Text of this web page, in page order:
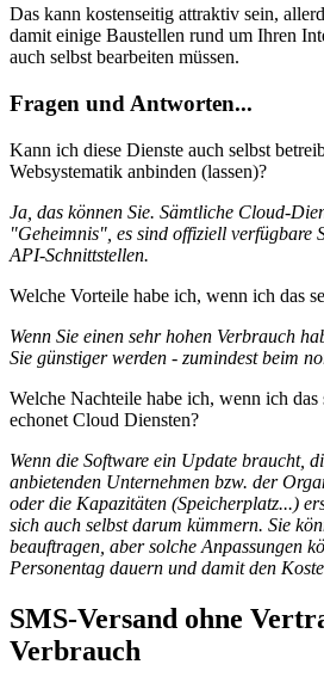
Das kann kostenseitig attraktiv sein,
damit einige Baustellen rund um Ihren
auch selbst bearbeiten müssen.
Fragen und Antworten...
Kann ich diese Dienste auch selbst
Websystematik anbinden (lassen)?
Ja, das können Sie. Sämtliche Cloud-
"Geheimnis", es sind offiziell verfügbare
API-Schnittstellen.
Welche Vorteile habe ich, wenn ich das
Wenn Sie einen sehr hohen Verbrauch
Sie günstiger werden - zumindest beim
Welche Nachteile habe ich, wenn ich
echonet Cloud Diensten?
Wenn die Software ein Update braucht,
anbietenden Unternehmen bzw. der
oder die Kapazitäten (Speicherplatz...)
sich auch selbst darum kümmern. Sie
beauftragen, aber solche Anpassungen
Personentag dauern und damit den
SMS-Versand ohne
Verbrauch